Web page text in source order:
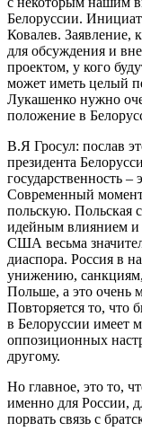
Белоруссии.
Ковалев. Заявление,
для обсуждения и
проектом, у кого
может иметь целый
Лукашенко нужно
положение в
В.Я Гросул: послав
президента
государственность
Современный
польскую. Польская
идейным влиянием и
США весьма
диаспора. Россия в
унижению,
Польше, а это очень
Повторяется то, что
в Белоруссии имеет
оппозиционных
другому.
Но главное, это то,
именно для России,
порвать связь с